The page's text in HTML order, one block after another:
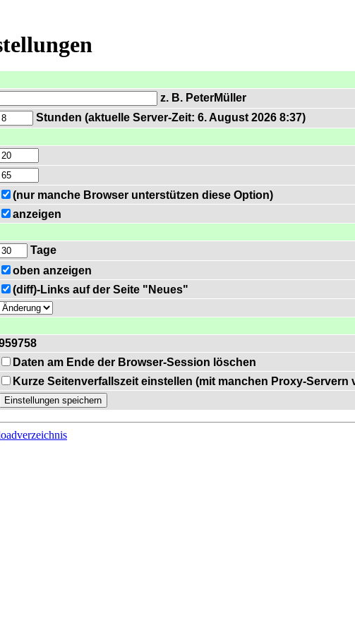
z. B. PeterMüller
Stunden (aktuelle Server-Zeit: 6. August 2026 8:37)
(nur manche Browser unterstützen diese Option)
anzeigen
Tage
oben anzeigen
(diff)-Links auf der Seite "Neues"
Daten am Ende der Browser-Session löschen
Kurze Seitenverfallszeit einstellen (mit manchen Proxy-Servern